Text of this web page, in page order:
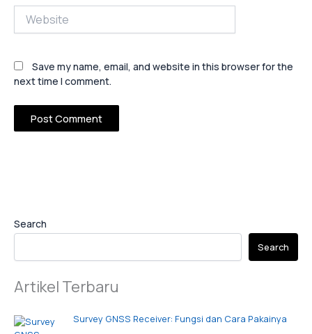
Search
Search
Artikel Terbaru
Survey GNSS Receiver: Fungsi dan Cara Pakainya
Save my name, email, and website in this browser for the
next time I comment.